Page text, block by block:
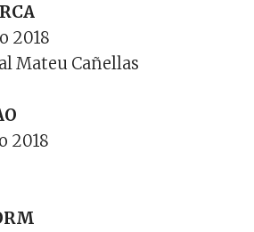
2018
Mateu Cañellas
2018